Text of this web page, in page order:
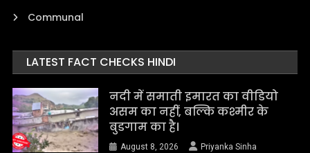
Communal
LATEST FACT CHECKS HINDI
नदी में समाती इमारत का वीडियो
असम का नहीं, बल्कि कश्मीर के
बुडगाम का है।
August 8, 2026 Priyanka Sinha